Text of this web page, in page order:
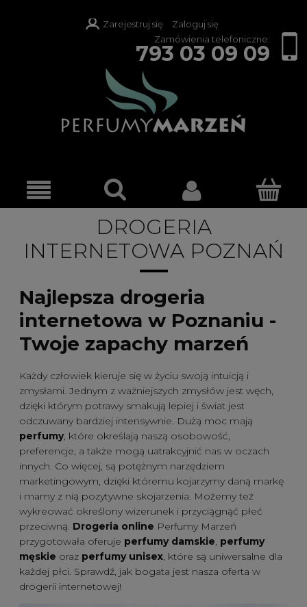
Zarejestruj się
Zaloguj się
Zamówienia telefoniczne:
793 03 09 09
DROGERIA
INTERNETOWA POZNAŃ
Najlepsza drogeria
internetowa w Poznaniu -
Twoje zapachy marzeń
Każdy człowiek kieruje się w życiu swoją intuicją i
zmysłami. Jednym z ważniejszych zmysłów jest węch,
dzięki którym potrawy smakują lepiej i świat jest
odczuwany bardziej intensywnie. Dużą moc mają
perfumy, które określają naszą osobowość,
preferencje, a także mogą uatrakcyjnić nas w oczach
innych. Co więcej, są potężnym narzędziem
marketingowym, dzięki któremu kojarzymy daną markę
i mamy z nią pozytywne skojarzenia. Możemy też
wykreować określony wizerunek i przyciągnąć płeć
przeciwną. Drogeria online Perfumy Marzeń
przygotowała oferuje perfumy damskie, perfumy
męskie oraz perfumy unisex, które są uniwersalne dla
każdej płci. Sprawdź, jak bogata jest nasza oferta w
drogerii internetowej!